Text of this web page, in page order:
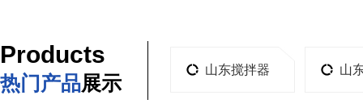
Products
热门产品展示
山东搅拌器 山